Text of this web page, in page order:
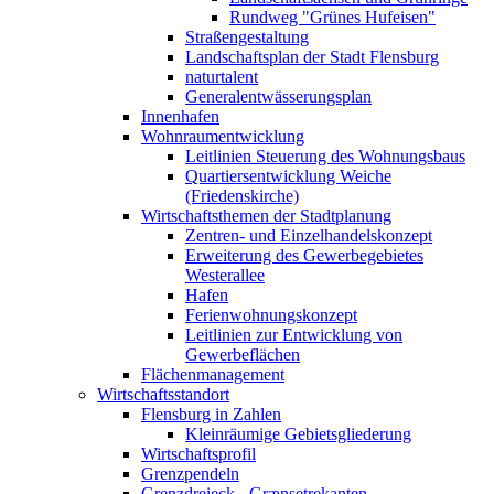
Rundweg "Grünes Hufeisen"
Straßengestaltung
Landschaftsplan der Stadt Flensburg
naturtalent
Generalentwässerungsplan
Innenhafen
Wohnraumentwicklung
Leitlinien Steuerung des Wohnungsbaus
Quartiersentwicklung Weiche
(Friedenskirche)
Wirtschaftsthemen der Stadtplanung
Zentren- und Einzelhandelskonzept
Erweiterung des Gewerbegebietes
Westerallee
Hafen
Ferienwohnungskonzept
Leitlinien zur Entwicklung von
Gewerbeflächen
Flächenmanagement
Wirtschaftsstandort
Flensburg in Zahlen
Kleinräumige Gebietsgliederung
Wirtschaftsprofil
Grenzpendeln